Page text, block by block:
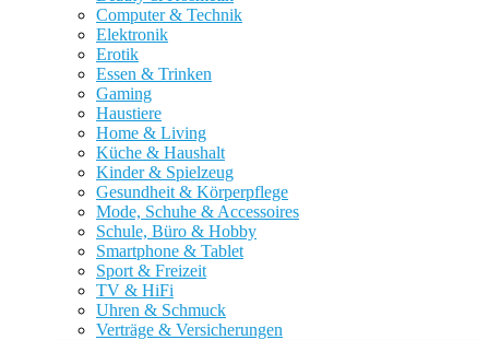
Computer & Technik
Elektronik
Erotik
Essen & Trinken
Gaming
Haustiere
Home & Living
Küche & Haushalt
Kinder & Spielzeug
Gesundheit & Körperpflege
Mode, Schuhe & Accessoires
Schule, Büro & Hobby
Smartphone & Tablet
Sport & Freizeit
TV & HiFi
Uhren & Schmuck
Verträge & Versicherungen